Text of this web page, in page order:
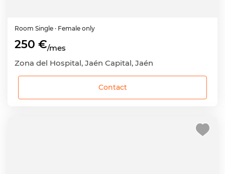
Room Single · Female only
250 €/mes
Zona del Hospital, Jaén Capital, Jaén
Contact